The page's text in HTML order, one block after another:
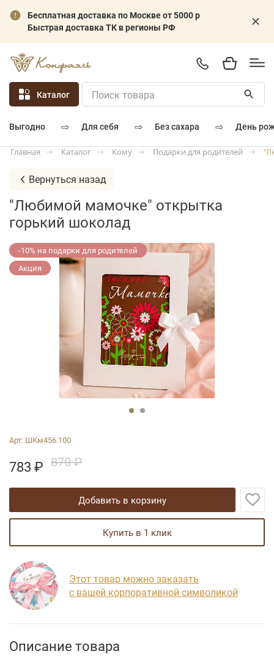
Бесплатная доставка по Москве от 5000 р
Быстрая доставка ТК в регионы РФ
Каталог
выгодно ⇨ для себя ⇨ без сахара ⇨ день
Главная Каталог Кому Подарки для родителей
Вернуться назад
"Любимой мамочке" открытка
горький шоколад
-10% на подарки для родителей
Акция
Арт: ШКм456.100
783 ₽ 870 ₽
добавить в корзину
купить в 1 клик
Этот товар можно заказать
с вашей корпоративной символикой
Описание товара